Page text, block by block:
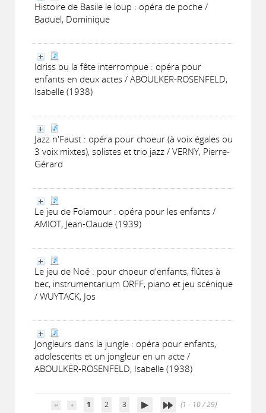
Histoire de Basile le loup : opéra de poche /
Baduel, Dominique
Idriss ou la fête interrompue : opéra pour
enfants en deux actes / ABOULKER-ROSENFELD,
Isabelle (1938)
Jazz n'Faust : opéra pour choeur (à voix égales ou
3 voix mixtes), solistes et trio jazz / VERNY, Pierre-
Gérard
Le jeu de Folamour : opéra pour les enfants /
AMIOT, Jean-Claude (1939)
Le jeu de Noé : pour choeur d'enfants, flûtes à
bec, instrumentarium ORFF, piano et jeu scénique
/ WUYTACK, Jos
Jongleurs dans la jungle : opéra pour enfants,
adolescents et un jongleur en un acte /
ABOULKER-ROSENFELD, Isabelle (1938)
1 2 3
(1 - 10 / 29)